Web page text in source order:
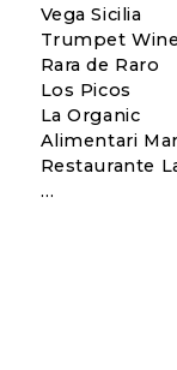
Vega Sicilia
Trumpet
Rara de Raro
Los Picos
La Organic
Alimentari
Restaurante
…